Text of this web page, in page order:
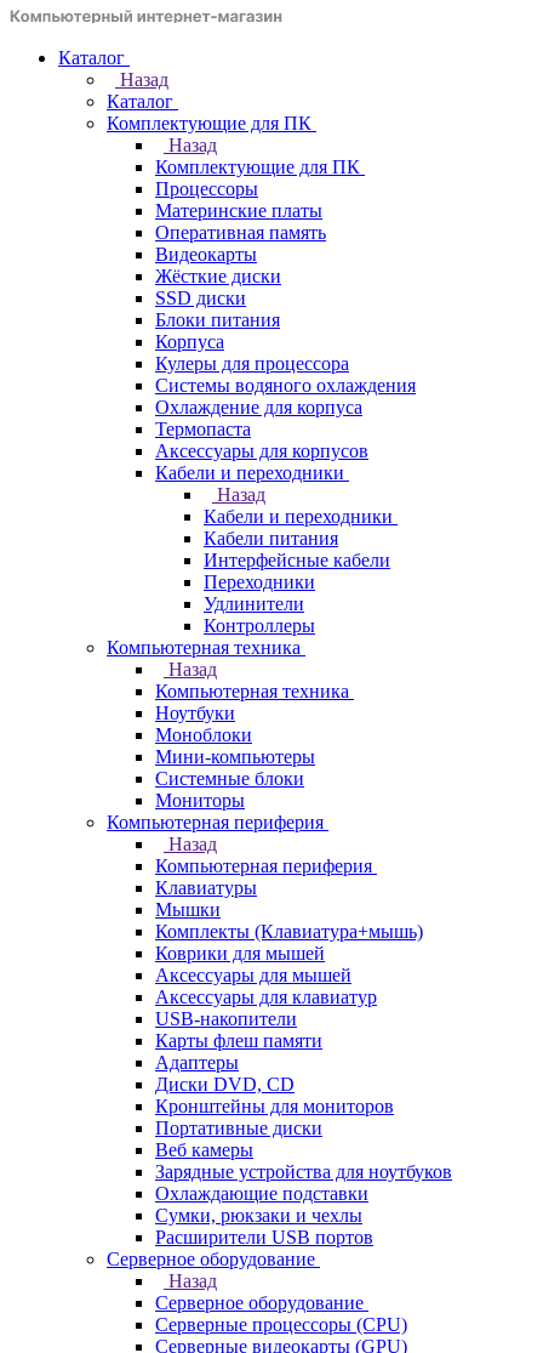
Каталог
Назад
Каталог
Комплектующие для ПК
Назад
Комплектующие для ПК
Процессоры
Материнские платы
Оперативная память
Видеокарты
Жёсткие диски
SSD диски
Блоки питания
Корпуса
Кулеры для процессора
Системы водяного охлаждения
Охлаждение для корпуса
Термопаста
Аксессуары для корпусов
Кабели и переходники
Назад
Кабели и переходники
Кабели питания
Интерфейсные кабели
Переходники
Удлинители
Контроллеры
Компьютерная техника
Назад
Компьютерная техника
Ноутбуки
Моноблоки
Мини-компьютеры
Системные блоки
Мониторы
Компьютерная периферия
Назад
Компьютерная периферия
Клавиатуры
Мышки
Комплекты (Клавиатура+мышь)
Коврики для мышей
Аксессуары для мышей
Аксессуары для клавиатур
USB-накопители
Карты флеш памяти
Адаптеры
Диски DVD, CD
Кронштейны для мониторов
Портативные диски
Веб камеры
Зарядные устройства для ноутбуков
Охлаждающие подставки
Сумки, рюкзаки и чехлы
Расширители USB портов
Серверное оборудование
Назад
Серверное оборудование
Серверные процессоры (CPU)
Серверные видеокарты (GPU)